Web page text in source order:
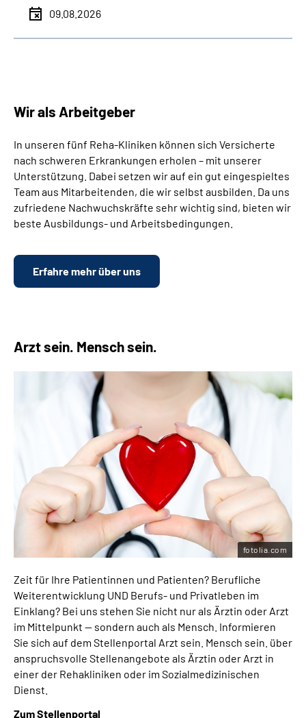
09.08.2026
Wir als Arbeitgeber
In unseren fünf Reha-Kliniken können sich Versicherte
nach schweren Erkrankungen erholen – mit unserer
Unterstützung. Dabei setzen wir auf ein gut eingespieltes
Team aus Mitarbeitenden, die wir selbst ausbilden. Da uns
zufriedene Nachwuchskräfte sehr wichtig sind, bieten wir
beste Ausbildungs- und Arbeitsbedingungen.
Erfahre mehr über uns
Arzt sein. Mensch sein.
Zeit für Ihre Patientinnen und Patienten? Berufliche
Weiterentwicklung UND Berufs- und Privatleben im
Einklang? Bei uns stehen Sie nicht nur als Ärztin oder Arzt
im Mittelpunkt — sondern auch als Mensch. Informieren
Sie sich auf dem Stellenportal Arzt sein. Mensch sein. über
anspruchsvolle Stellenangebote als Ärztin oder Arzt in
einer der Rehakliniken oder im Sozialmedizinischen
Dienst.
Zum Stellenportal
fotolia.com